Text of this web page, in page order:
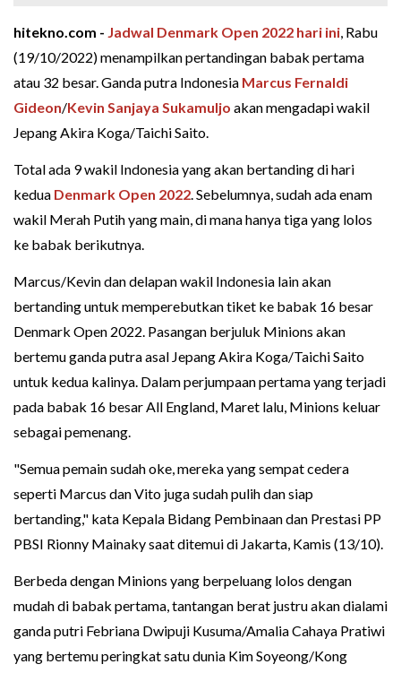
hitekno.com - Jadwal Denmark Open 2022 hari ini, Rabu
(19/10/2022) menampilkan pertandingan babak pertama
atau 32 besar. Ganda putra Indonesia Marcus Fernaldi
Gideon/Kevin Sanjaya Sukamuljo akan mengadapi wakil
Jepang Akira Koga/Taichi Saito.
Total ada 9 wakil Indonesia yang akan bertanding di hari
kedua Denmark Open 2022. Sebelumnya, sudah ada enam
wakil Merah Putih yang main, di mana hanya tiga yang lolos
ke babak berikutnya.
Marcus/Kevin dan delapan wakil Indonesia lain akan
bertanding untuk memperebutkan tiket ke babak 16 besar
Denmark Open 2022. Pasangan berjuluk Minions akan
bertemu ganda putra asal Jepang Akira Koga/Taichi Saito
untuk kedua kalinya. Dalam perjumpaan pertama yang terjadi
pada babak 16 besar All England, Maret lalu, Minions keluar
sebagai pemenang.
"Semua pemain sudah oke, mereka yang sempat cedera
seperti Marcus dan Vito juga sudah pulih dan siap
bertanding," kata Kepala Bidang Pembinaan dan Prestasi PP
PBSI Rionny Mainaky saat ditemui di Jakarta, Kamis (13/10).
Berbeda dengan Minions yang berpeluang lolos dengan
mudah di babak pertama, tantangan berat justru akan dialami
ganda putri Febriana Dwipuji Kusuma/Amalia Cahaya Pratiwi
yang bertemu peringkat satu dunia Kim Soyeong/Kong